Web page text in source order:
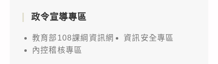
政令宣導專區
教育部108課綱資訊網
資訊安全專區
內控稽核專區